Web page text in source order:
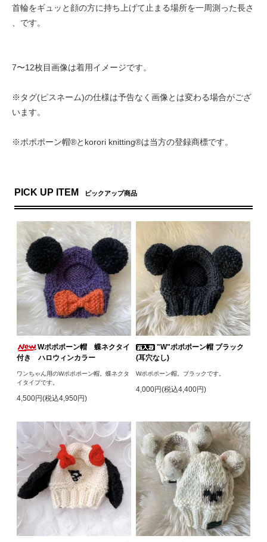
首輪をギュッと顔の方に持ち上げて止まる場所を一周測った長さ
、です。
7〜12枚目画像は着用イメージです。
※タグ(ピスネーム)の仕様は予告なく画像とは変わる場合がござ
います。
※ポポポーン帽®︎とkorori knitting®︎は当方の登録商標です。
PICK UP ITEM ピックアップ商品
Wポポポーン帽 蝶ネクタイ
付き ハロウィンカラー
ワンちゃん用のWポポポーン帽。蝶ネクタ
イタイプです。
4,500円(税込4,950円)
"W"ポポポーン帽 ブラック
(耳穴なし)
Wポポポーン帽。ブラックです。
4,000円(税込4,400円)